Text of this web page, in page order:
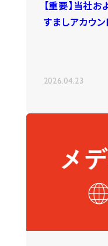
【重要】当社
すましアカウ
2026.04.23